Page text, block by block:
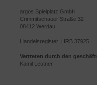
argos Spielplatz GmbH
Crimmitschauer Straße 32
08412 Werdau
Handelsregister: HRB 37925
Vertreten durch den
Kamil Leutner